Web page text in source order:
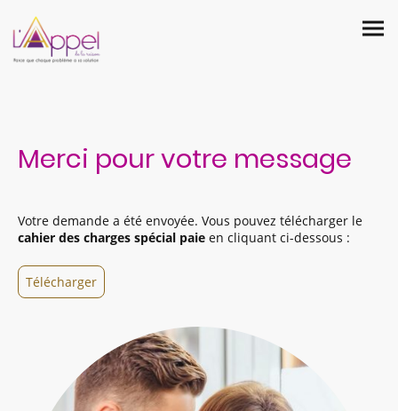
Merci pour votre message
Votre demande a été envoyée. Vous pouvez télécharger le
cahier des charges spécial paie en cliquant ci-dessous :
Télécharger